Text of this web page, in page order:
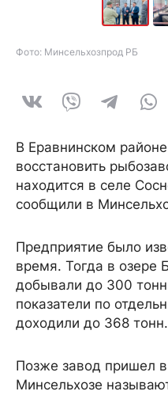
Фото: Минсельхозпрод РБ
В Еравнинском
восстановить
находится в селе
сообщили в
Предприятие было
время. Тогда в озере
добывали до 300
показатели по
доходили до 368 тонн.
Позже завод пришел
Минсельхозе